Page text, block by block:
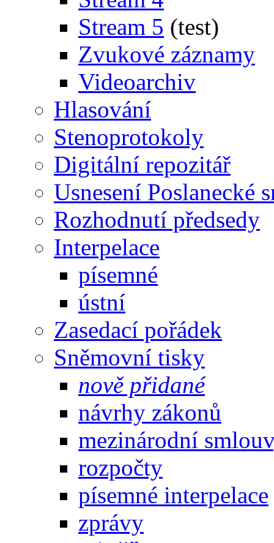
Stream 5 (test)
Zvukové záznamy
Videoarchiv
Hlasování
Stenoprotokoly
Digitální repozitář
Usnesení Poslanecké
Rozhodnutí předsedy
Interpelace
písemné
ústní
Zasedací pořádek
Sněmovní tisky
nově přidané
návrhy zákonů
mezinárodní
rozpočty
písemné interpelace
zprávy